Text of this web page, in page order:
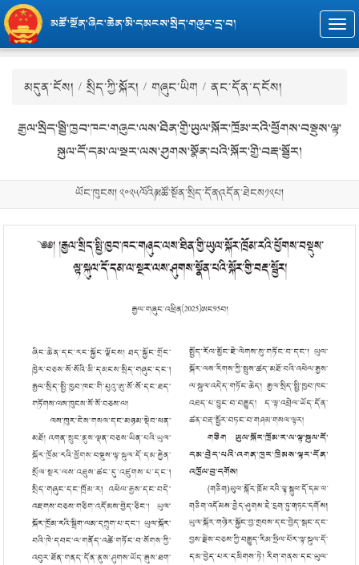
མཚོ་སྔོན་ཞིང་ཆེན་མི་དམངས་སྲིད་གཞུང་དྲ་བ།
མདུན་ངོས། / སྲིད་ཀྱི་སྐོར། / གཞུང་ཡིག / ནང་དོན་དངོས།
རྒྱལ་སྲིད་སྤྱི་ཁྱབ་ཁང་གཞུང་ལས་ཐིན་གྱི་ཡུལ་སྐོར་ཁྲོམ་རའི་ཕྱོགས་བསྡུས་ལྟ་
སྐུལ་དོ་དམ་ལ་སྔར་ལས་ཤུགས་སྣོན་པའི་སྐོར་གྱི་བརྡ་སྦྱོར།
ཡོང་ཁུངས། ༢༠༢༥ལོའི༼མཚོ་སྔོན་སྲིད་དོན༽འདོན་ཐེངས༡༢པ།